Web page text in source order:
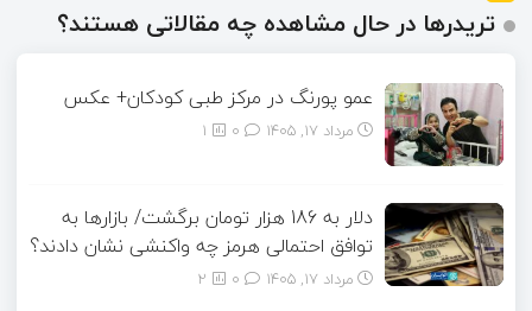
تریدرها در حال مشاهده چه مقالاتی هستند؟
عمو پورنگ در مرکز طبی کودکان+ عکس
مرداد ۱۷, ۱۴۰۵ 1
دلار به 186 هزار تومان برگشت/ بازارها به
توافق احتمالی هرمز چه واکنشی نشان دادند؟
مرداد ۱۷, ۱۴۰۵ 2